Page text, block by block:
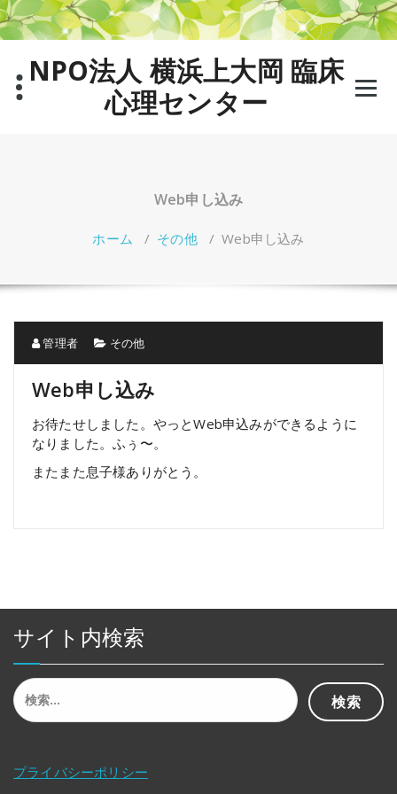
コ
ン
テ
NPO法人 横浜上大岡 臨床
心理センター
Web申し込み
ホーム / その他/Web申し込み
管理者 その他
Web申し込み
お待たせしました。やっとWeb申込みができるように
なりました。ふぅ〜。
またまた息子様ありがとう。
サイト内検索
検
索:
プライバシーポリシー